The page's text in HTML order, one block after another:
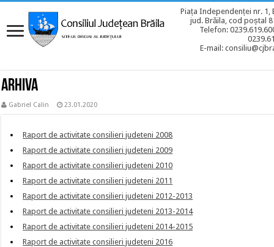
Piața Independenței nr. 1,
jud. Brăila, cod poștal
Telefon:
E-mail:
ARHIVA
Gabriel Calin 23.01.2020
Raport de activitate consilieri judeteni 2008
Raport de activitate consilieri judeteni 2009
Raport de activitate consilieri judeteni 2010
Raport de activitate consilieri judeteni 2011
Raport de activitate consilieri judeteni 2012-2013
Raport de activitate consilieri judeteni 2013-2014
Raport de activitate consilieri judeteni 2014-2015
Raport de activitate consilieri judeteni 2016